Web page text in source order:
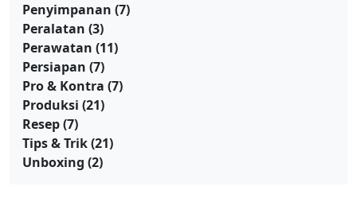
Penyimpanan (7)
Peralatan (3)
Perawatan (11)
Persiapan (7)
Pro & Kontra (7)
Produksi (21)
Resep(7)
Tips & Trik(21)
Unboxing (2)